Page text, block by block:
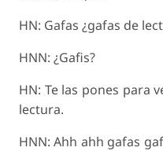
HN: Gafas ¿gafas de
HNN: ¿Gafis?
HN: Te las pones para
lectura.
HNN: Ahh ahh gafas